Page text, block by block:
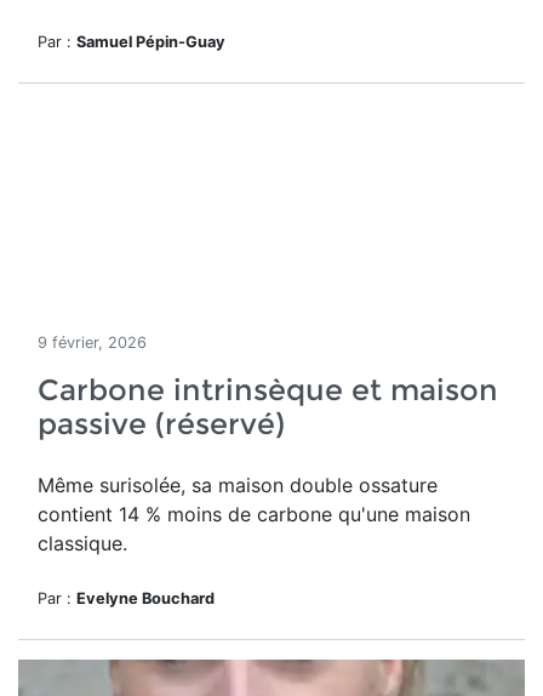
Par : Samuel Pépin-Guay
9 février, 2026
Carbone intrinsèque et maison
passive (réservé)
Même surisolée, sa maison double ossature
contient 14 % moins de carbone qu'une maison
classique.
Par : Evelyne Bouchard